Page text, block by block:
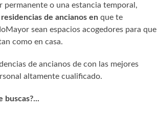
permanente o una estancia temporal,
residencias de ancianos en que te
sean espacios acogedores para que
como en casa.
de ancianos de con las mejores
altamente cualificado.
buscas?...